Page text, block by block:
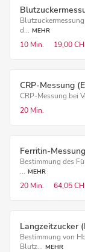
d... MEHR
10 Min. 19,00
CRP-Messung
CRP-Messung bei
20 Min.
Ferritin-Messung
Bestimmung des
... MEHR
20 Min. 64,05
Langzeitzucker
Bestimmung von
Blutz... MEHR